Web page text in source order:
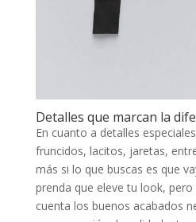
Detalles que marcan la
En cuanto a detalles
fruncidos, lacitos, jaretas,
más si lo que buscas es que
prenda que eleve tu look,
cuenta los buenos acabados